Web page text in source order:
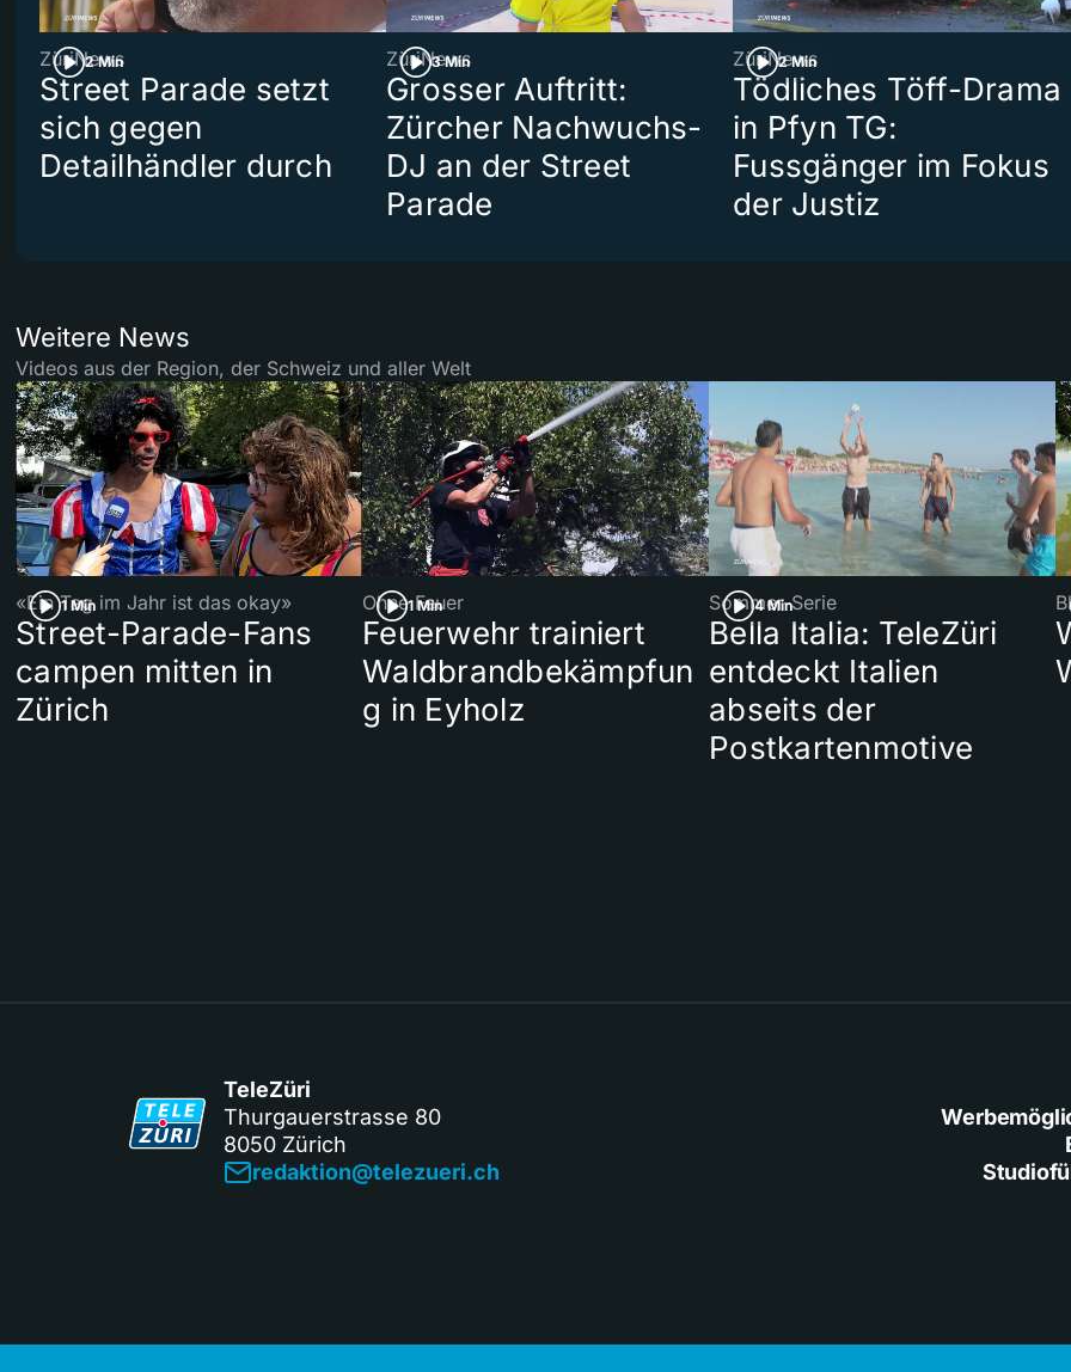
2 Min
ZüriNews
Street Parade setzt
sich gegen
Detailhändler durch
3 Min
ZüriNews
Grosser Auftritt:
Zürcher Nachwuchs-
DJ an der Street
Parade
2 Min
ZüriNews
Tödliches Töff-Drama
in Pfyn TG:
Fussgänger im Fokus
der Justiz
Weitere News
Videos aus der Region, der Schweiz und aller Welt
1 Min
«Ein Tag im Jahr ist das okay»
Street-Parade-Fans
campen mitten in
Zürich
1 Min
Ohne Feuer
Feuerwehr trainiert
Waldbrandbekämpfun
g in Eyholz
4 Min
Sommer-Serie
Bella Italia: TeleZüri
entdeckt Italien
abseits der
Postkartenmotive
TeleZüri
Thurgauerstrasse 80
8050 Zürich
redaktion@telezueri.ch